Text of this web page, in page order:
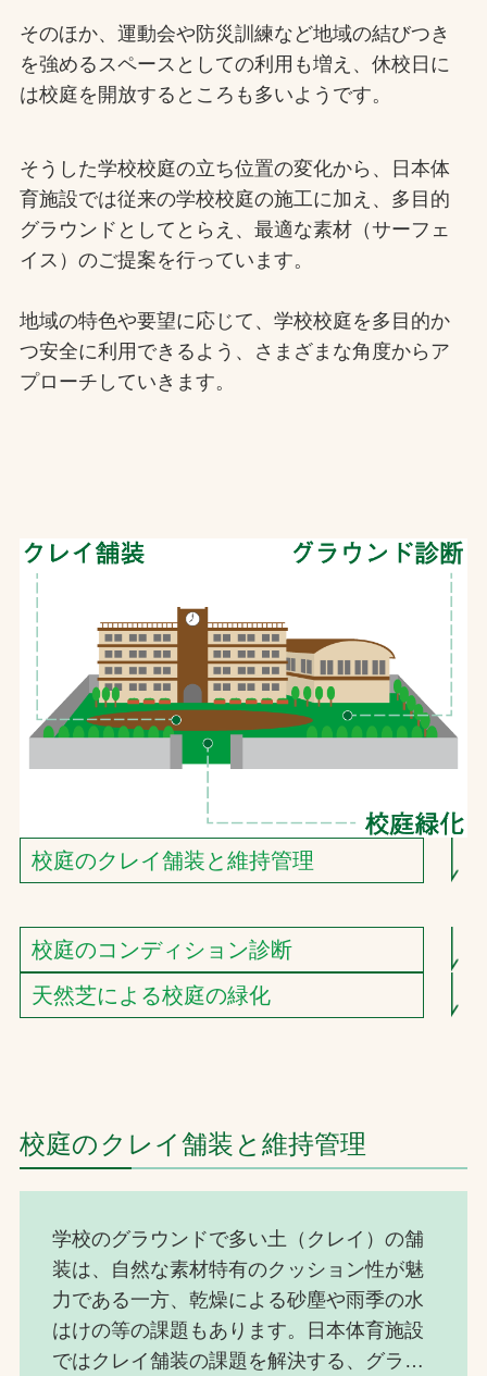
そのほか、運動会や防災訓練など地域の結びつき
を強めるスペースとしての利用も増え、休校日に
は校庭を開放するところも多いようです。
そうした学校校庭の立ち位置の変化から、日本体
育施設では従来の学校校庭の施工に加え、多目的
グラウンドとしてとらえ、最適な素材（サーフェ
イス）のご提案を行っています。
地域の特色や要望に応じて、学校校庭を多目的か
つ安全に利用できるよう、さまざまな角度からア
プローチしていきます。
校庭のクレイ舗装と維持管理
校庭のコンディション診断
天然芝による校庭の緑化
校庭のクレイ舗装と維持管理
学校のグラウンドで多い土（クレイ）の舗
装は、自然な素材特有のクッション性が魅
力である一方、乾燥による砂塵や雨季の水
はけの等の課題もあります。日本体育施設
ではクレイ舗装の課題を解決する、グラウ